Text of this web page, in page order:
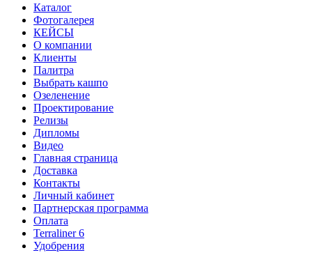
Каталог
Фотогалерея
КЕЙСЫ
О компании
Клиенты
Палитра
Выбрать кашпо
Озеленение
Проектирование
Релизы
Дипломы
Видео
Главная страница
Доставка
Контакты
Личный кабинет
Партнерская программа
Оплата
Terraliner 6
Удобрения